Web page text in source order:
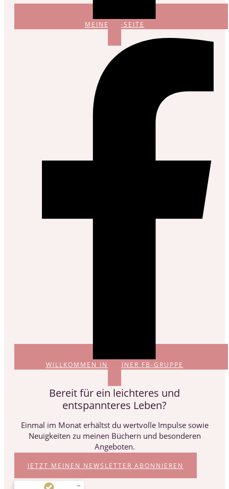
MEINE FB-SEITE
WILLKOMMEN IN MEINER FB-GRUPPE
Bereit für ein leichteres und
entspannteres Leben?
Einmal im Monat erhältst du wertvolle Impulse sowie
Neuigkeiten zu meinen Büchern und besonderen
Angeboten.
JETZT MEINEN NEWSLETTER ABONNIEREN